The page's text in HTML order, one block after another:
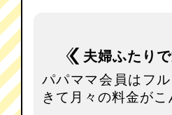
夫婦ふたり
パパママ会員はフ
きて月々の料金がこ